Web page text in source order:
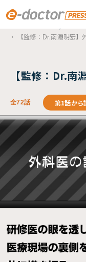
TOP
【監修：Dr.南淵明宏】
【監修：Dr.南
全72話 第1話から